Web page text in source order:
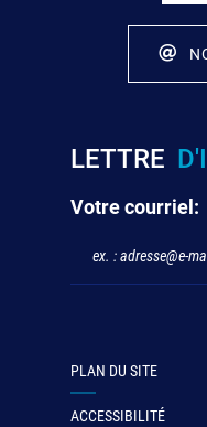
LETTRE
Votre courriel:
PLAN DU SITE
ACCESSIBILITÉ